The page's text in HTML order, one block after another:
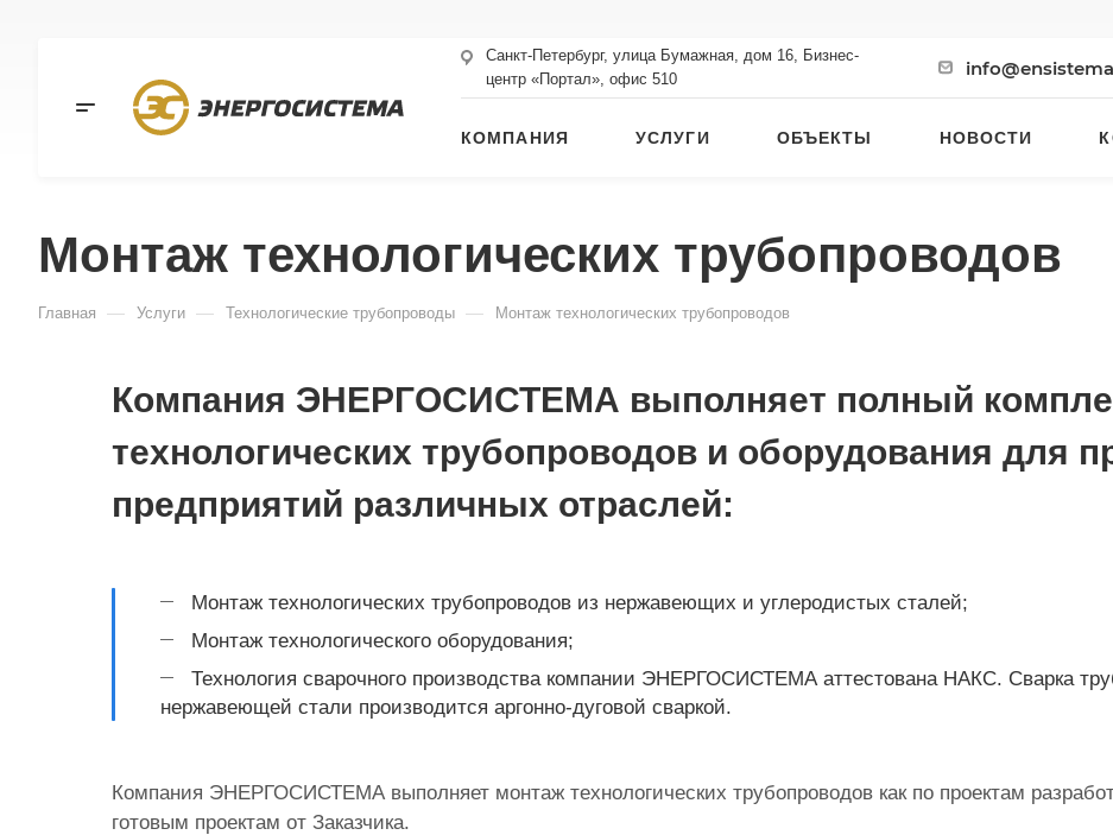
Санкт-Петербург, улица Бумажная, дом 16, Бизнес-
центр «Портал», офис 510
КОМПАНИЯ УСЛУГИ ОБЪЕКТЫ НОВОСТИ
Монтаж технологических трубопроводов
Главная — Услуги — Технологические трубопроводы — Монтаж технологических трубопроводов
Компания ЭНЕРГОСИСТЕМА выполняет полный
технологических трубопроводов и оборудования для
предприятий различных отраслей:
Монтаж технологических трубопроводов из нержавеющих и углеродистых сталей;
Монтаж технологического оборудования;
Технология сварочного производства компании ЭНЕРГОСИСТЕМА аттестована НАКС. Сварка
нержавеющей стали производится аргонно-дуговой сваркой.
Компания ЭНЕРГОСИСТЕМА выполняет монтаж технологических трубопроводов как по проектам
готовым проектам от Заказчика.